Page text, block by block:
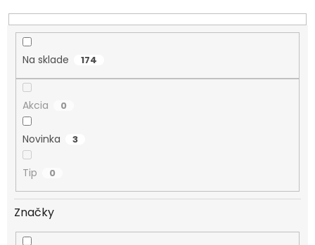
d
Na sklade 174
Akcia 0
Novinka 3
Tip 0
Značky